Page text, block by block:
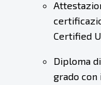
Certified
Diploma
grado